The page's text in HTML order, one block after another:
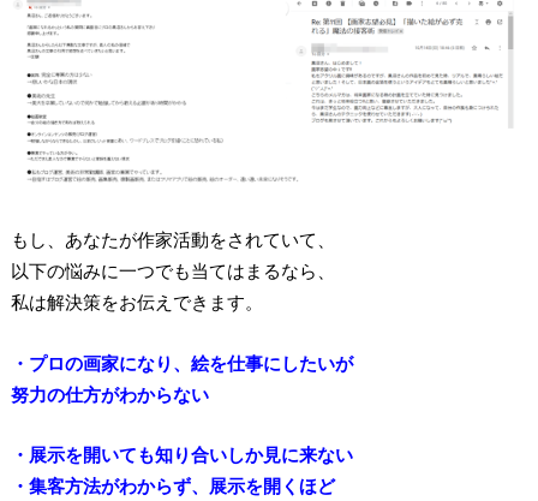
もし、あなたが作家活動をされていて、
以下の悩みに一つでも当てはまるなら、
私は解決策をお伝えできます。
・プロの画家になり、絵を仕事にしたいが
努力の仕方がわからない
・展示を開いても知り合いしか見に来ない
・集客方法がわからず、展示を開くほど